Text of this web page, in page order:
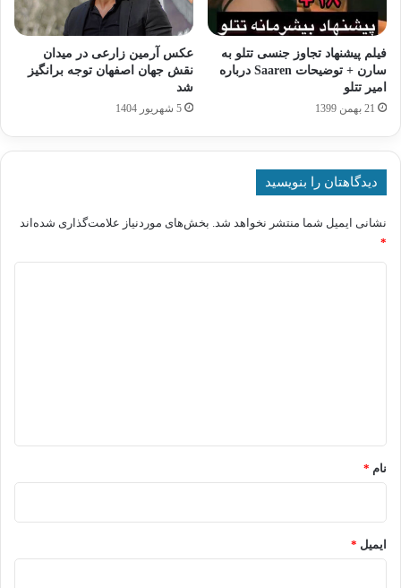
فیلم پیشنهاد تجاوز جنسی تتلو به
سارن + توضیحات Saaren درباره
امیر تتلو
21 بهمن 1399
عکس آرمین زارعی در میدان
نقش جهان اصفهان توجه برانگیز
شد
5 شهریور 1404
دیدگاهتان را بنویسید
نشانی ایمیل شما منتشر نخواهد شد. بخش‌های موردنیاز علامت‌گذاری شده‌اند
*
نام *
ایمیل *